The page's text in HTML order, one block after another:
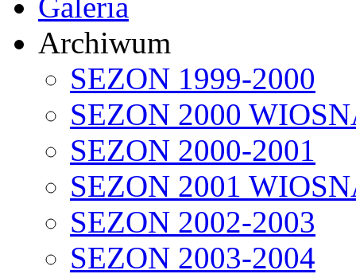
Archiwum
SEZON 1999-2000
SEZON 2000
SEZON 2000-2001
SEZON 2001
SEZON 2002-2003
SEZON 2003-2004